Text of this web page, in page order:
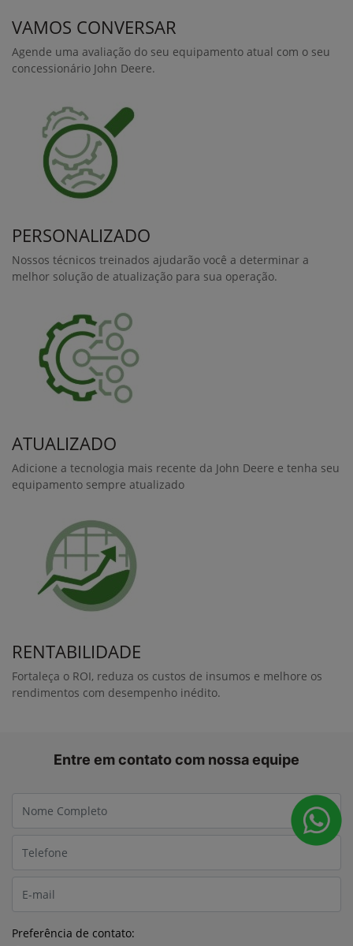
elevador e usa tecnologia de reconhecimento de padrões
para fazer a varredura do fluxo de cana pelo elevador,
identificando o volume de cana e diferenciando os resíduos.
Deere fabricadas após 2013.
SmartClean™
Complementar ao Monitor de Colheita e permitindo extrair
ainda mais valor da solução, o SmartClean ajusta
controlar as perdas no extrator e os níveis de resíduo,
aumentando rendimento, recuperação de açúcar e reduzindo
custos.
operadores iniciantes, pois reduz o stress e a quantidade de
itens a controlar na máquina, sem comprometer a entrega de
resultados.,/p>
Quer ainda mais
performance?
Aumente o retorno sobre investimento atingindo novos
níveis de performance de colheita com os kits mostrados
Este kit adiciona duas câmeras no topo do elevador da
colhedora, permitindo aos operadores melhor visão e controle
da distribuição de cana durante o carregamento no
transbordo, mostrando no monitor da colhedora, uma vista de
cima do transbordo durante o trabalho.
Picador de 10 facas